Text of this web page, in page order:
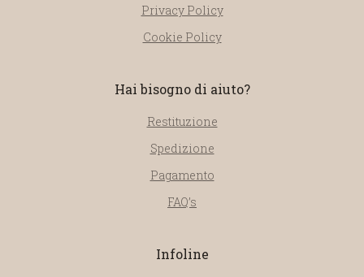
Privacy Policy
Cookie Policy
Hai bisogno di aiuto?
Restituzione
Spedizione
Pagamento
FAQ’s
Infoline